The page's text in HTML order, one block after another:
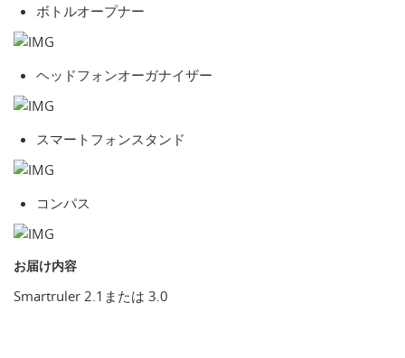
ボトルオープナー
ヘッドフォンオーガナイザー
スマートフォンスタンド
コンパス
お届け内容
Smartruler 2.1または 3.0